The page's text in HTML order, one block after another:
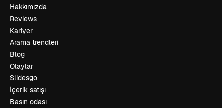
Hakkımızda
Reviews
Kariyer
Arama trendleri
Blog
Olaylar
Slidesgo
İçerik satışı
Basın odası